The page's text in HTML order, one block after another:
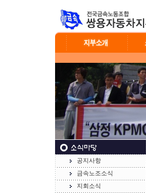
공지사항
금속노조소식
지회소식